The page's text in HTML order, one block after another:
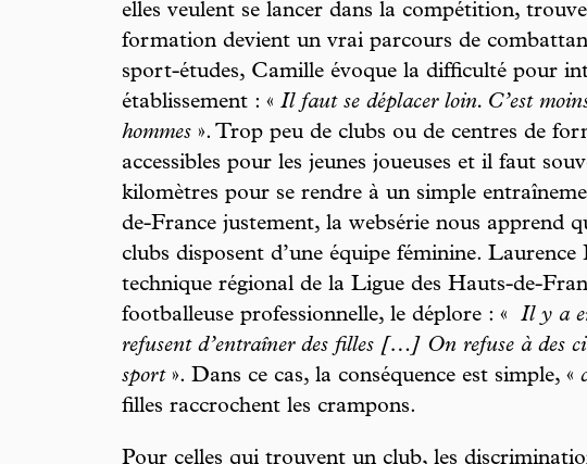
elles veulent se lancer dans la compétition,
formation devient un vrai parcours de
sport-études, Camille évoque la difficulté pour
établissement : « Il faut se déplacer loin. C’est
hommes ». Trop peu de clubs ou de centres de
accessibles pour les jeunes joueuses et il faut
kilomètres pour se rendre à un simple
de-France justement, la websérie nous apprend
clubs disposent d’une équipe féminine.
technique régional de la Ligue des Hauts-de-
footballeuse professionnelle, le déplore : «
Il y a
refusent d’entraîner des filles […] On refuse à des
sport». Dans ce cas, la conséquence est simple, «
filles raccrochent les crampons.